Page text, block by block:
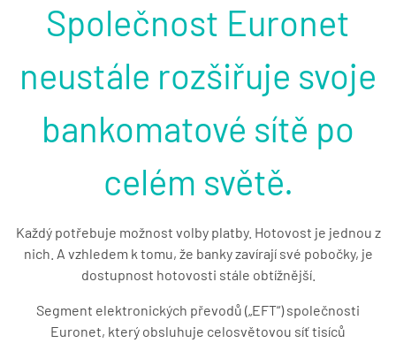
Společnost Euronet
neustále rozšiřuje svoje
bankomatové sítě po
celém světě.
Každý potřebuje možnost volby platby. Hotovost je jednou z
nich. A vzhledem k tomu, že banky zavírají své pobočky, je
dostupnost hotovosti stále obtížnější.
Segment elektronických převodů („EFT“) společnosti
Euronet, který obsluhuje celosvětovou síť tisíců